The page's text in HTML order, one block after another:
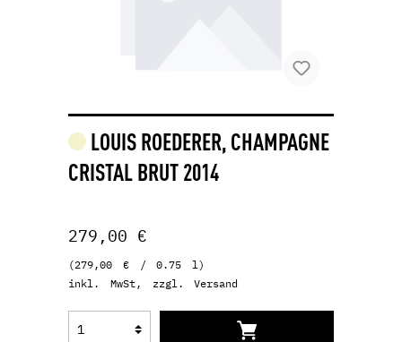
LOUIS ROEDERER, CHAMPAGNE
CRISTAL BRUT 2014
279,00 €
(279,00 € / 0.75 l)
inkl. MwSt, zzgl. Versand